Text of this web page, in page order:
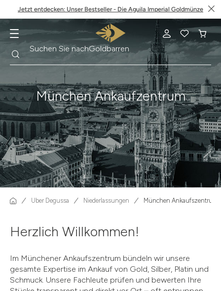
Jetzt entdecken: Unser Bestseller - Die Aguila Imperial Goldmünze
Suchen Sie nach
München Ankaufzentrum
Über Degussa Niederlassungen München Ankaufszentrum
Herzlich Willkommen!
Im Münchener Ankaufszentrum bündeln wir unsere
gesamte Expertise im Ankauf von Gold, Silber, Platin und
Schmuck. Unsere Fachleute prüfen und bewerten Ihre